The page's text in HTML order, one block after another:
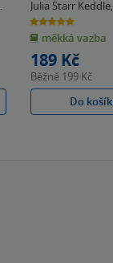
Julia Starr Keddle,
Hobbs
5.0
z
5
hvězdiček
měkká vazba
189 Kč
Běžně 199 Kč
Do